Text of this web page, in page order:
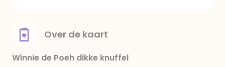
Over de kaart
Winnie de Poeh dikke knuffel